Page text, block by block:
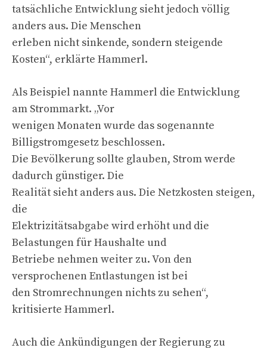
tatsächliche Entwicklung sieht jedoch völlig
anders aus. Die Menschen
erleben nicht sinkende, sondern steigende
Kosten“, erklärte Hammerl.
Als Beispiel nannte Hammerl die Entwicklung
am Strommarkt. „Vor
wenigen Monaten wurde das sogenannte
Billigstromgesetz beschlossen.
Die Bevölkerung sollte glauben, Strom werde
dadurch günstiger. Die
Realität sieht anders aus. Die Netzkosten steigen,
die
Elektrizitätsabgabe wird erhöht und die
Belastungen für Haushalte und
Betriebe nehmen weiter zu. Von den
versprochenen Entlastungen ist bei
den Stromrechnungen nichts zu sehen“,
kritisierte Hammerl.
Auch die Ankündigungen der Regierung zu